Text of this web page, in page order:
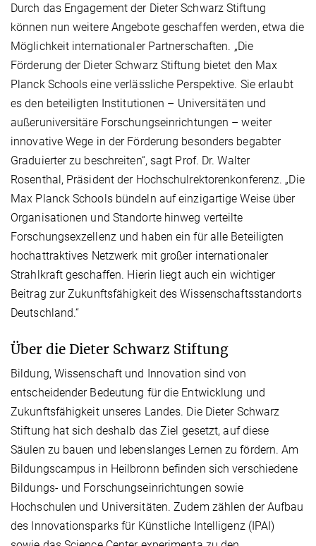
Durch das Engagement der Dieter Schwarz Stiftung
können nun weitere Angebote geschaffen werden, etwa die
Möglichkeit internationaler Partnerschaften. „Die
Förderung der Dieter Schwarz Stiftung bietet den Max
Planck Schools eine verlässliche Perspektive. Sie erlaubt
es den beteiligten Institutionen – Universitäten und
außeruniversitäre Forschungseinrichtungen – weiter
innovative Wege in der Förderung besonders begabter
Graduierter zu beschreiten“, sagt Prof. Dr. Walter
Rosenthal, Präsident der Hochschulrektorenkonferenz. „Die
Max Planck Schools bündeln auf einzigartige Weise über
Organisationen und Standorte hinweg verteilte
Forschungsexzellenz und haben ein für alle Beteiligten
hochattraktives Netzwerk mit großer internationaler
Strahlkraft geschaffen. Hierin liegt auch ein wichtiger
Beitrag zur Zukunftsfähigkeit des Wissenschaftsstandorts
Deutschland.“
Über die Dieter Schwarz Stiftung
Bildung, Wissenschaft und Innovation sind von
entscheidender Bedeutung für die Entwicklung und
Zukunftsfähigkeit unseres Landes. Die Dieter Schwarz
Stiftung hat sich deshalb das Ziel gesetzt, auf diese
Säulen zu bauen und lebenslanges Lernen zu fördern. Am
Bildungscampus in Heilbronn befinden sich verschiedene
Bildungs- und Forschungseinrichtungen sowie
Hochschulen und Universitäten. Zudem zählen der Aufbau
des Innovationsparks für Künstliche Intelligenz (IPAI)